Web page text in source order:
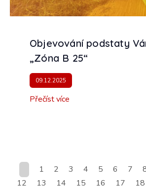
Objevování podstaty
„Zóna B 25“
09.12.2025
Přečíst více
1 2 3 4 5 6 7
12
13 14 15 16 17 18